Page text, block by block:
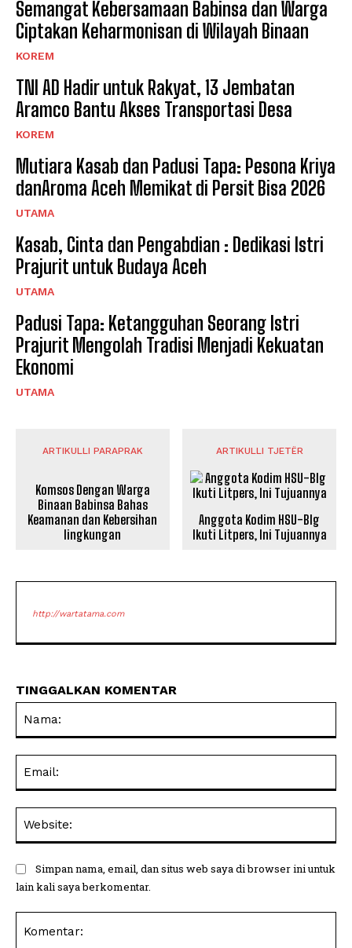
Semangat Kebersamaan Babinsa dan Warga
Ciptakan Keharmonisan di Wilayah Binaan
KOREM
TNI AD Hadir untuk Rakyat, 13 Jembatan
Aramco Bantu Akses Transportasi Desa
KOREM
Mutiara Kasab dan Padusi Tapa: Pesona Kriya
danAroma Aceh Memikat di Persit Bisa 2026
UTAMA
Kasab, Cinta dan Pengabdian : Dedikasi Istri
Prajurit untuk Budaya Aceh
UTAMA
Padusi Tapa: Ketangguhan Seorang Istri
Prajurit Mengolah Tradisi Menjadi Kekuatan
Ekonomi
UTAMA
ARTIKULLI PARAPRAK
Komsos Dengan Warga
Binaan Babinsa Bahas
Keamanan dan Kebersihan
lingkungan
ARTIKULLI TJETËR
Anggota Kodim HSU-Blg
Ikuti Litpers, Ini Tujuannya
http://wartatama.com
TINGGALKAN KOMENTAR
Simpan nama, email, dan situs web saya di browser ini untuk
lain kali saya berkomentar.